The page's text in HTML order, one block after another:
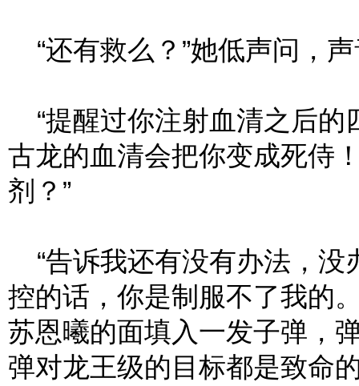
“还有救么？”她低声问，
“提醒过你注射血清之后的
古龙的血清会把你变成死侍
剂？”
“告诉我还有没有办法，
控的话，你是制服不了我的
苏恩曦的面填入一发子弹，
弹对龙王级的目标都是致命